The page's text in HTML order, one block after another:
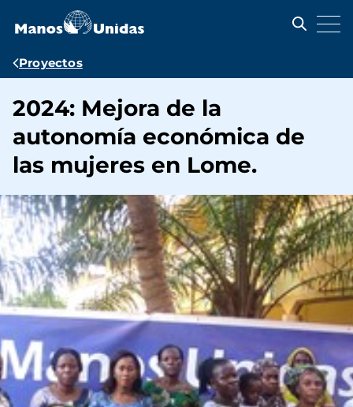
contenido
Ruta
navegación
Proyectos
2024: Mejora de la
autonomía económica de
las mujeres en Lome.